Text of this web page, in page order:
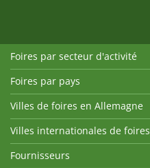
Foires par secteur d'activité
Foires par pays
Villes de foires en Allemagne
Villes internationales de foires
Fournisseurs